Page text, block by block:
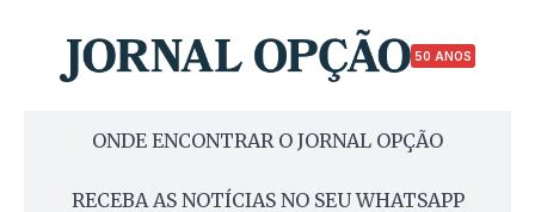
50 ANOS
ONDE ENCONTRAR O JORNAL OPÇÃO
RECEBA AS NOTÍCIAS NO SEU WHATSAPP